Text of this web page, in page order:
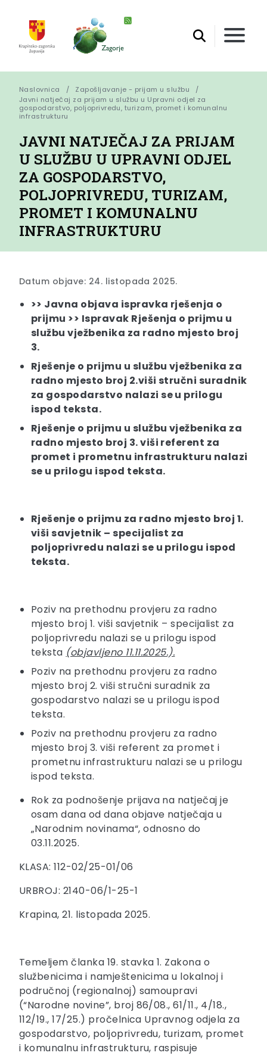
Naslovnica
Zapošljavanje - prijam u službu
Javni natječaj za prijam u službu u Upravni odjel za
gospodarstvo, poljoprivredu, turizam, promet i komunalnu
infrastrukturu
JAVNI NATJEČAJ ZA PRIJAM
U SLUŽBU U UPRAVNI ODJEL
ZA GOSPODARSTVO,
POLJOPRIVREDU, TURIZAM,
PROMET I KOMUNALNU
INFRASTRUKTURU
Datum objave: 24. listopada 2025.
>> Javna objava ispravka rješenja o
prijmu >> Ispravak Rješenja o prijmu u
službu vježbenika za radno mjesto broj
3.
Rješenje o prijmu u službu vježbenika za
radno mjesto broj 2.viši stručni suradnik
za gospodarstvo nalazi se u prilogu
ispod teksta.
Rješenje o prijmu u službu vježbenika za
radno mjesto broj 3. viši referent za
promet i prometnu infrastrukturu nalazi
se u prilogu ispod teksta.
Rješenje o prijmu za radno mjesto broj 1.
viši savjetnik – specijalist za
poljoprivredu nalazi se u prilogu ispod
teksta.
Poziv na prethodnu provjeru za radno
mjesto broj 1. viši savjetnik – specijalist za
poljoprivredu nalazi se u prilogu ispod
teksta (objavljeno 11.11.2025.).
Poziv na prethodnu provjeru za radno
mjesto broj 2. viši stručni suradnik za
gospodarstvo nalazi se u prilogu ispod
teksta.
Poziv na prethodnu provjeru za radno
mjesto broj 3. viši referent za promet i
prometnu infrastrukturu nalazi se u prilogu
ispod teksta.
Rok za podnošenje prijava na natječaj je
osam dana od dana objave natječaja u
„Narodnim novinama“, odnosno do
03.11.2025.
KLASA: 112-02/25-01/06
URBROJ: 2140-06/1-25-1
Krapina, 21. listopada 2025.
Temeljem članka 19. stavka 1. Zakona o
službenicima i namještenicima u lokalnoj i
područnoj (regionalnoj) samoupravi
(“Narodne novine”, broj 86/08., 61/11., 4/18.,
112/19., 17/25.) pročelnica Upravnog odjela za
gospodarstvo, poljoprivredu, turizam, promet
i komunalnu infrastrukturu, raspisuje